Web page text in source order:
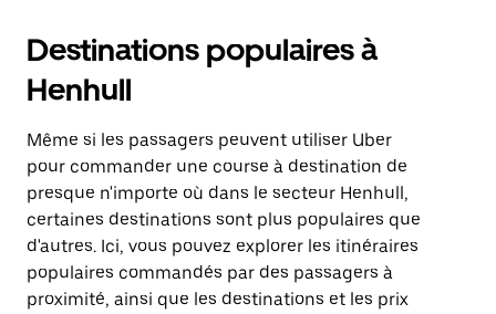
Destinations populaires à
Henhull
Même si les passagers peuvent utiliser Uber
pour commander une course à destination de
presque n'importe où dans le secteur Henhull,
certaines destinations sont plus populaires que
d'autres. Ici, vous pouvez explorer les itinéraires
populaires commandés par des passagers à
proximité, ainsi que les destinations et les prix